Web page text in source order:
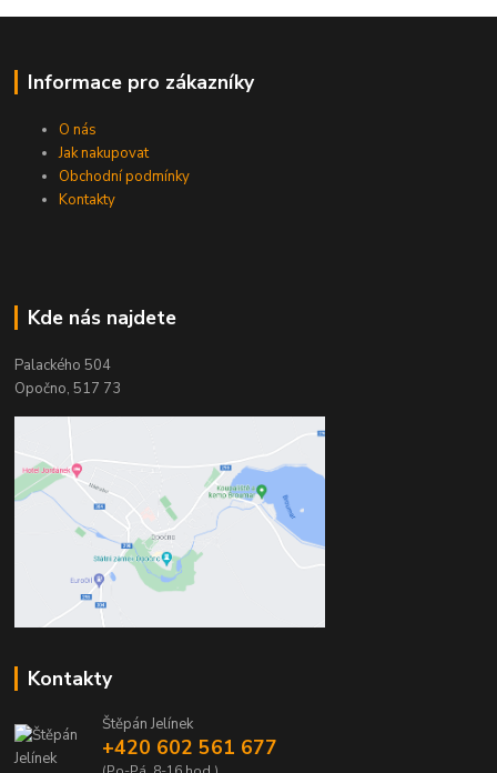
Informace pro zákazníky
O nás
Jak nakupovat
Obchodní podmínky
Kontakty
Kde nás najdete
Palackého 504
Opočno, 517 73
Kontakty
Štěpán Jelínek
+420 602 561 677